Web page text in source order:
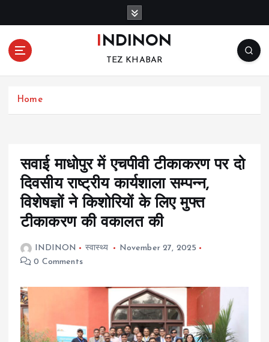
o
INDINON
TEZ KHABAR
Home
सवाई माधोपुर में एचपीवी टीकाकरण पर दो
दिवसीय राष्ट्रीय कार्यशाला सम्पन्न,
विशेषज्ञों ने किशोरियों के लिए मुफ्त
टीकाकरण की वकालत की
INDINON स्वास्थ्य
November 27, 2025
0 Comments